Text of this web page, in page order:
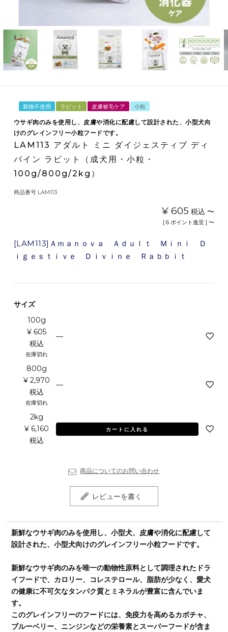
穀物不使用 ラビット 皮膚被毛ケア 小粒
ウサギ肉のみを使用し、皮膚や消化に配慮して設計された、小型犬向
けのグレインフリー小粒フードです。
LAM113 アダルト ミニ ダイジェスティブ ディ
バイン ラビット（成犬用・小粒・
100g/800g/2kg）
商品番号 LAM113
¥ 605 税込 〜
[ 6 ポイント進呈 ] 〜
[LAM113]Ａｍａｎｏｖａ Ａｄｕｌｔ Ｍｉｎｉ Ｄ
ｉｇｅｓｔｉｖｅ Ｄｉｖｉｎｅ Ｒａｂｂｉｔ
サイズ
100g
¥ 605
税込
在庫切れ
—
800g
¥ 2,970
税込
在庫切れ
—
2kg
¥ 6,160
税込
カートに入れる
商品についてのお問い合わせ
レビューを書く
新鮮なウサギ肉のみを使用し、小型犬、皮膚や消化に配慮して
設計された、小型犬向けのグレインフリー小粒フードです。
新鮮なウサギ肉のみを唯一の動物性原料として調理されたドラ
イフードで、カロリー、コレステロール、脂肪が少なく、愛犬
の健康に不可欠なタンパク質とミネラルが豊富に含んでいま
す。
このグレインフリーのフードには、免疫力を高めるカボチャ、
ブルーベリー、ニンジンなどの栄養素とスーパーフードが含ま